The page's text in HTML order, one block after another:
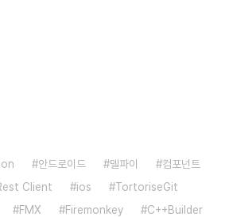
다.(이탈리아어
안드로이드 델파이
컴포넌트
Client ios
TortoriseGit
FMX Firemonkey
C++Builder